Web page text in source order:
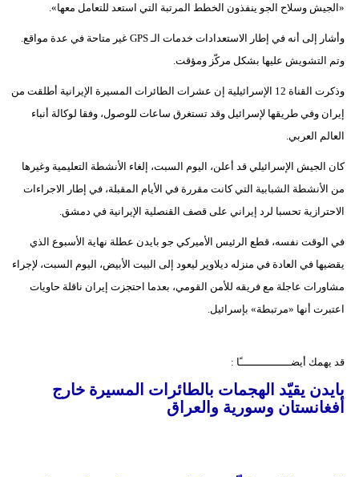
سيارات
«الجيش وسلاح الجو ينفذون الخطط المرتبة التي استعد للتعامل معها».
وأشار إلى أنه في إطار الاستعدادات خدمات الـ GPS غير متاحة في عدة مواقع.
وتم التشويش عليها بشكل مركّز ومؤقت.
وذكرت القناة 12 الإسرائيلية إن عشرات الطائرات المسيرة الإيرانية أطلقت من
إيران وفي طريقها لإسرائيل وقد تستغرق ساعات للوصول، وفقا لوكالة أنباء
العالم العربي.
كان الجيش الإسرائيلي قد أعلن، اليوم السبت، إلغاء الأنشطة التعليمية وغيرها
من الأنشطة الشبابية التي كانت مقررة في الأيام المقبلة، في إطار الاجراءات
الاحترازية تحسبا لرد إيراني على قصف القنصلية الإيرانية في دمشق.
في الوقت نفسه، قطع الرئيس الأميركي جو بايدن عطلة نهاية الأسبوع الذي
يقضيها في العادة في منزله ديلاوير ليعود إلى البيت الأبيض، اليوم السبت، لإجراء
مشاورات عاجلة مع فريقه للأمن القومي، بعدما احتجزت إيران ناقلة حاويات
اعتبرت أنها «مرتبطة» بإسرائيل.
قد يهمك أيضــــــــــــــــًا :
بايدن يقيّد الهجمات بالطائرات المسيرة خارج
أفغانستان وسورية والعراق